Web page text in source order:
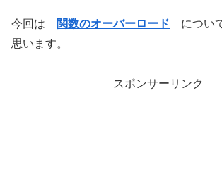
今回は 関数のオーバーロード につい
思います。
スポンサーリンク